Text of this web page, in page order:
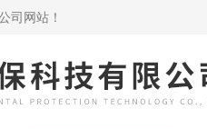
司网站！